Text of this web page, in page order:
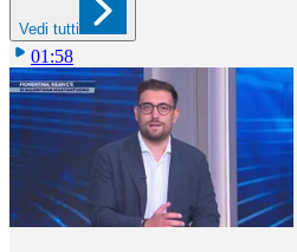
Vedi tutti
01:58